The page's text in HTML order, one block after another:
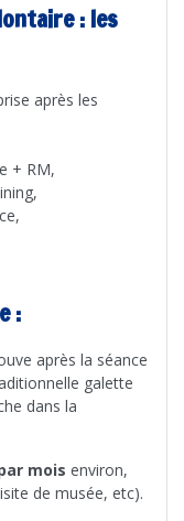
: les
après les
+ RM,
:
après la séance
galette
dans la
mois environ,
de musée, etc).